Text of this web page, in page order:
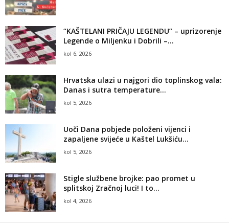
“KAŠTELANI PRIČAJU LEGENDU” – uprizorenje
Legende o Miljenku i Dobrili –...
kol 6, 2026
Hrvatska ulazi u najgori dio toplinskog vala:
Danas i sutra temperature...
kol 5, 2026
Uoči Dana pobjede položeni vijenci i
zapaljene svijeće u Kaštel Lukšiću...
kol 5, 2026
Stigle službene brojke: pao promet u
splitskoj Zračnoj luci! I to...
kol 4, 2026